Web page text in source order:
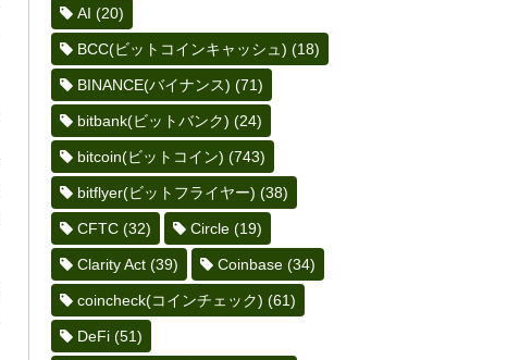
AI (20)
BCC(ビットコインキャッシュ) (18)
BINANCE(バイナンス) (71)
bitbank(ビットバンク) (24)
bitcoin(ビットコイン) (743)
bitflyer(ビットフライヤー) (38)
CFTC (32) Circle (19)
Clarity Act (39) Coinbase (34)
coincheck(コインチェック) (61)
DeFi (51)